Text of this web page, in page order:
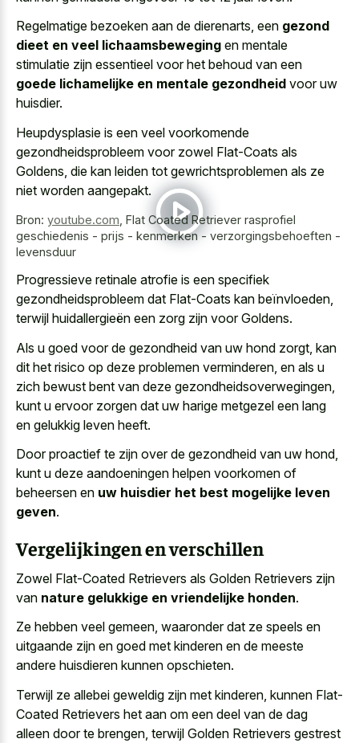
Regelmatige bezoeken aan de dierenarts, een gezond
dieet en veel lichaamsbeweging en mentale
stimulatie zijn essentieel voor het behoud van een
goede lichamelijke en mentale gezondheid voor uw
huisdier.
Heupdysplasie is een veel voorkomende
gezondheidsprobleem voor zowel Flat-Coats als
Goldens, die kan leiden tot gewrichtsproblemen als ze
niet worden aangepakt.
Bron: youtube.com Flat Coated Retriever rasprofiel
geschiedenis - prijs - kenmerken - verzorgingsbehoeften -
levensduur
Progressieve retinale atrofie is een specifiek
gezondheidsprobleem dat Flat-Coats kan beïnvloeden,
terwijl huidallergieën een zorg zijn voor Goldens.
Als u goed voor de gezondheid van uw hond zorgt, kan
dit het risico op deze problemen verminderen, en als u
zich bewust bent van deze gezondheidsoverwegingen
kunt u ervoor zorgen dat uw harige metgezel een lang
en gelukkig leven heeft.
Door proactief te zijn over de gezondheid van uw hond,
kunt u deze aandoeningen helpen voorkomen of
beheersen en uw huisdier het best mogelijke leven
geven.
Vergelijkingen en verschillen
Zowel Flat-Coated Retrievers als Golden Retrievers zijn
van nature gelukkige en vriendelijke honden.
Ze hebben veel gemeen, waaronder dat ze speels en
uitgaande zijn en goed met kinderen en de meeste
andere huisdieren kunnen opschieten.
Terwijl ze allebei geweldig zijn met kinderen, kunnen Flat-
Coated Retrievers het aan om een deel van de dag
alleen door te brengen, terwijl Golden Retrievers gestrest